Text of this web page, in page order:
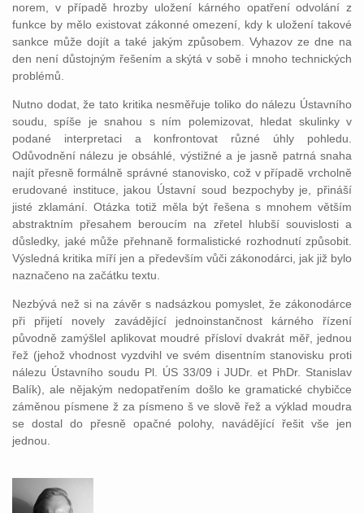
norem, v případě hrozby uložení kárného opatření odvolání z
funkce by mělo existovat zákonné omezení, kdy k uložení takové
sankce může dojít a také jakým způsobem. Vyhazov ze dne na
den není důstojným řešením a skýtá v sobě i mnoho technických
problémů.
Nutno dodat, že tato kritika nesměřuje toliko do nálezu Ústavního
soudu, spíše je snahou s ním polemizovat, hledat skulinky v
podané interpretaci a konfrontovat různé úhly pohledu.
Odůvodnění nálezu je obsáhlé, výstižné a je jasně patrná snaha
najít přesně formálně správné stanovisko, což v případě vrcholně
erudované instituce, jakou Ústavní soud bezpochyby je, přináší
jisté zklamání. Otázka totiž měla být řešena s mnohem větším
abstraktním přesahem beroucím na zřetel hlubší souvislosti a
důsledky, jaké může přehnaně formalistické rozhodnutí způsobit.
Výsledná kritika míří jen a především vůči zákonodárci, jak již bylo
naznačeno na začátku textu.
Nezbývá než si na závěr s nadsázkou pomyslet, že zákonodárce
při přijetí novely zavádějící jednoinstančnost kárného řízení
původně zamýšlel aplikovat moudré přísloví dvakrát měř, jednou
řež (jehož vhodnost vyzdvihl ve svém disentním stanovisku proti
nálezu Ústavního soudu Pl. ÚS 33/09 i JUDr. et PhDr. Stanislav
Balík), ale nějakým nedopatřením došlo ke gramatické chybičce
záměnou písmene ž za písmeno š ve slově řež a výklad moudra
se dostal do přesně opačné polohy, navádějící řešit vše jen
jednou.